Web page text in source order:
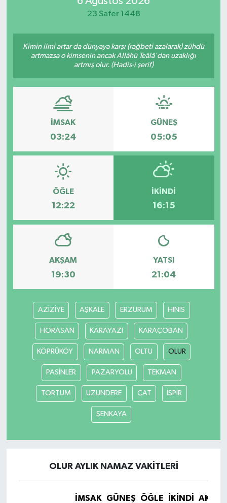
23 Safer 1448
Kimin ilmi artar da dünyaya karşı (rağbeti azalarak) zühdü
artmazsa o kimsenin ancak Allâhü Teâlâ'dan uzaklığı
artmış olur. (Hadis-i şerif)
İMSAK
03:24
GÜNEŞ
05:05
ÖĞLE
12:22
İKINDI
16:15
AKŞAM
19:30
YATSI
21:04
AZİZİYE AŞKALE ERZURUM HINIS
HORASAN KARAYAZI KARAÇOBAN
KÖPRÜKÖY NARMAN OLTU OLUR
PASİNLER PAZARYOLU TEKMAN
TORTUM UZUNDERE ÇAT İSPİR
ŞENKAYA
OLUR AYLIK NAMAZ VAKITLERI
İMSAK GÜNEŞ ÖĞLE İKINDI
Sağlık
Yaşam
İletişim